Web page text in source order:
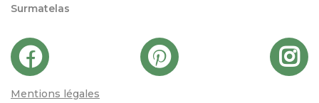
Surmatelas
Mentions légales